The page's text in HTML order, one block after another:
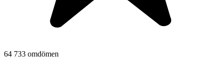
64 733 omdömen